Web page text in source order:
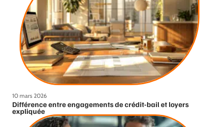
10 mars 2026
Différence entre engagements de crédit-bail et loyers
expliquée